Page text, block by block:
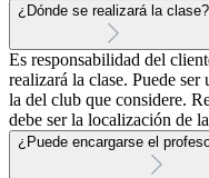
¿Dónde se realizará la clase?
Es responsabilidad del
realizará la clase. Puede
la del club que considere.
debe ser la localización de
¿Puede encargarse el